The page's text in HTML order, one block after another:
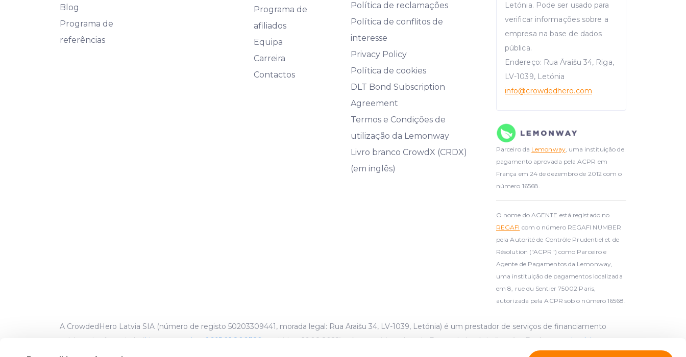
Blog
Programa de
referências
Programa de
afiliados
Equipa
Carreira
Contactos
Política de reclamações
Política de conflitos de
interesse
Privacy Policy
Política de cookies
DLT Bond Subscription
Agreement
Termos e Condições de
utilização da Lemonway
Livro branco CrowdX (CRDX)
(em inglês)
Letónia. Pode ser usado para
verificar informações sobre a
empresa na base de dados
pública.
Endereço: Rua Āraišu 34, Riga,
LV-1039, Letónia
info@crowdedhero.com
Parceiro da Lemonway, uma instituição de
pagamento aprovada pela ACPR em
França em 24 de dezembro de 2012 com o
número 16568.
O nome do AGENTE está registado no
REGAFI com o número REGAFI NUMBER
pela Autorité de Contrôle Prudentiel et de
Résolution ("ACPR") como Parceiro e
Agente de Pagamentos da Lemonway,
uma instituição de pagamentos localizada
em 8, rue du Sentier 75002 Paris,
autorizada pela ACPR sob o número 16568.
A CrowdedHero Latvia SIA (número de registo 50203309441, morada legal: Rua Āraišu 34, LV-1039, Letónia) é um prestador de serviços de financiamento
colaborativo licenciado (License number 06.15.01.806/120 , emitido a 16.08.2022) e é supervisionado pelo Banco da Letónia (Latvijas Banka, www.bank.lv